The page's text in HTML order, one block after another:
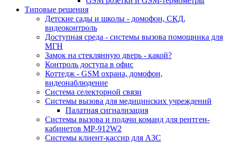
Типовые решения
Детские сады и школы - домофон, СКД,
видеоконтроль
Доступная среда - системы вызова помощника для
МГН
Замок на стеклянную дверь - какой?
Контроль доступа в офис
Коттедж - GSM охрана, домофон,
видеонаблюдение
Система селекторной связи
Системы вызова для медицинских учреждений
Палатная сигнализация
Системы вызова и подачи команд для рентген-
кабинетов MP-912W2
Системы клиент-кассир для АЗС